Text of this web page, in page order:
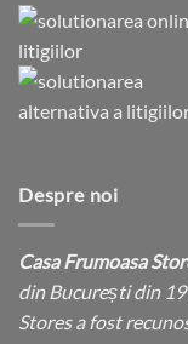
Despre noi
Casa Frumoasa
din București din
Stores a fost